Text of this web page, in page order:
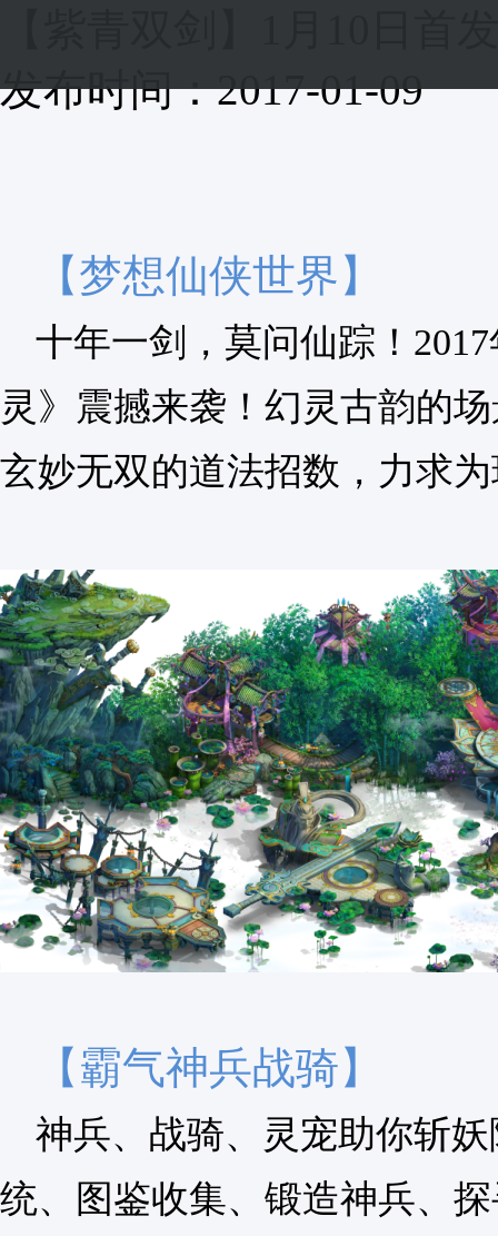
发布时间：2017-01-09
【梦想仙侠世界】
十年一剑，莫问仙踪！
灵》震撼来袭！幻灵古韵的
玄妙无双的道法招数，力求
【霸气神兵战骑】
神兵、战骑、灵宠助你斩
统、图鉴收集、锻造神兵、